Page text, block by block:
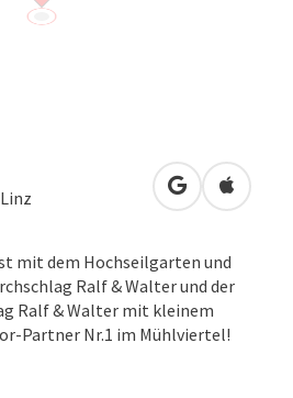
in Google
in
mit dem Hochseilgarten und
Ralf & Walter und der
Ralf & Walter mit kleinem
Partner Nr.1 im Mühlviertel!